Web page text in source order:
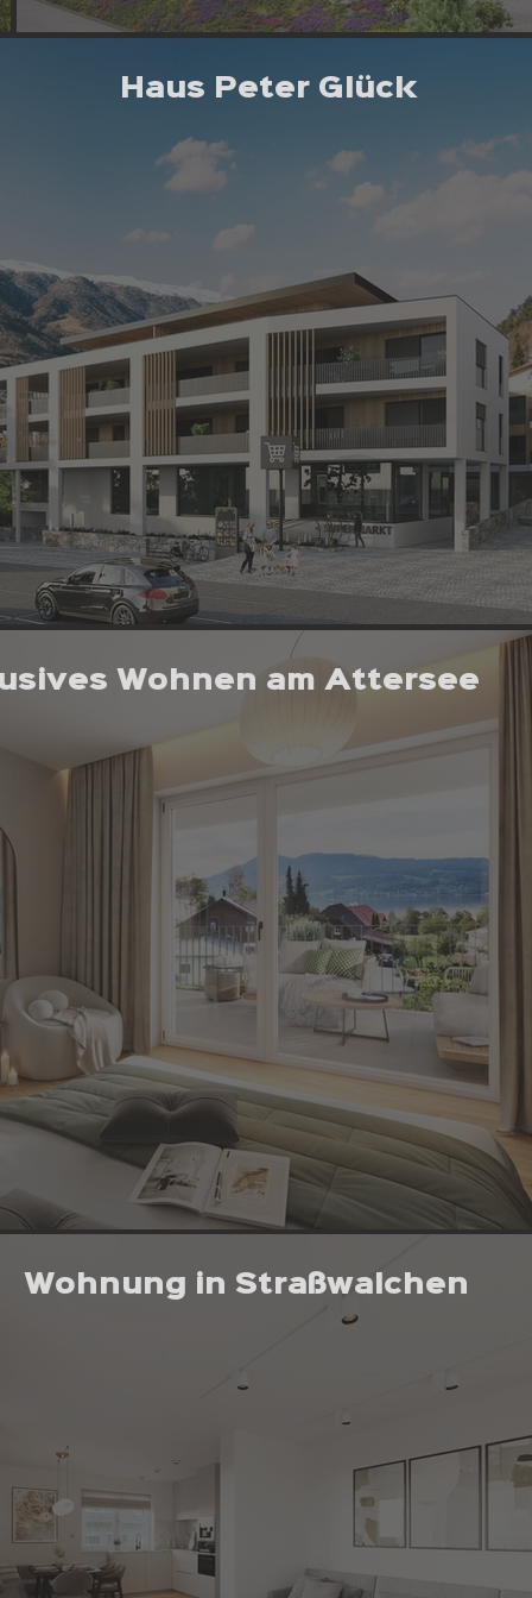
Haus Peter Glück
Wohnen am Attersee
Wohnung in Straßwalchen